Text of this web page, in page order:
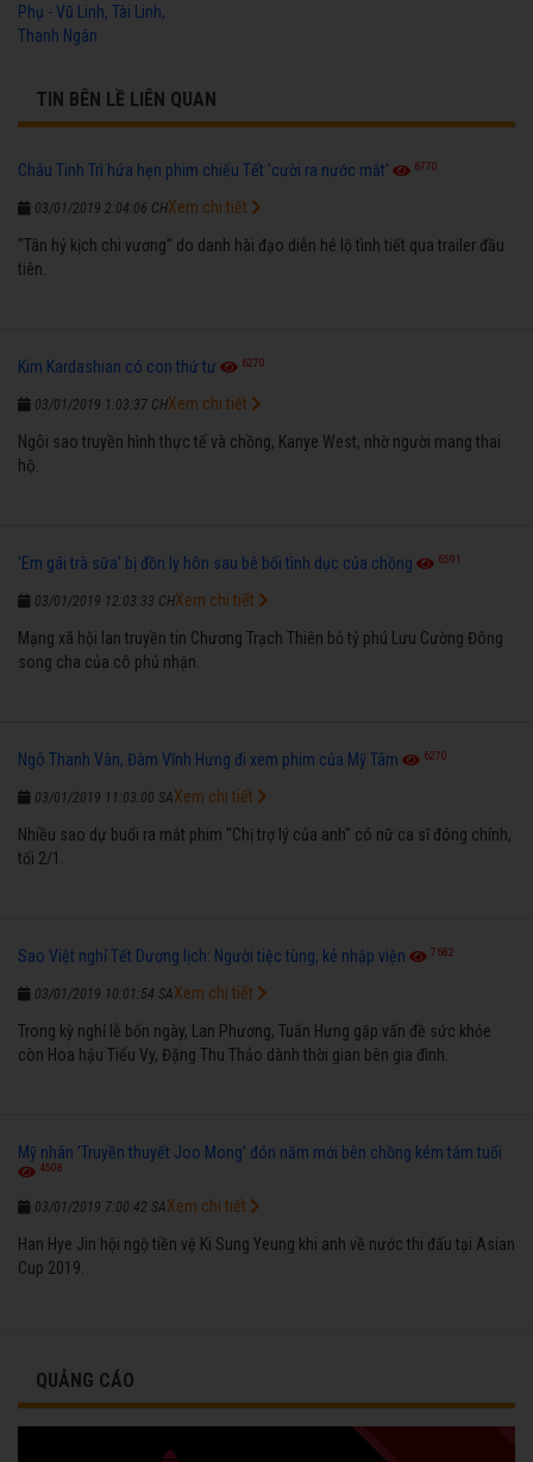
Phụ - Vũ Linh, Tài Linh,
Thanh Ngân
TIN BÊN LỀ LIÊN QUAN
Châu Tinh Trì hứa hẹn phim chiếu Tết 'cười ra nước mắt' 6770
03/01/2019 2:04:06 CH
"Tân hỷ kịch chi vương" do danh hài đạo diễn hé lộ tình tiết qua trailer đầu
tiên.
Xem chi tiết
Kim Kardashian có con thứ tư 6270
03/01/2019 1:03:37 CH
Ngôi sao truyền hình thực tế và chồng, Kanye West, nhờ người mang thai
hộ.
Xem chi tiết
'Em gái trà sữa' bị đồn ly hôn sau bê bối tình dục của chồng 6591
03/01/2019 12:03:33 CH
Mạng xã hội lan truyền tin Chương Trạch Thiên bỏ tỷ phú Lưu Cường Đông
song cha của cô phủ nhận.
Xem chi tiết
Ngô Thanh Vân, Đàm Vĩnh Hưng đi xem phim của Mỹ Tâm 6270
03/01/2019 11:03:00 SA
Nhiều sao dự buổi ra mắt phim "Chị trợ lý của anh" có nữ ca sĩ đóng chính,
tối 2/1.
Xem chi tiết
Sao Việt nghỉ Tết Dương lịch: Người tiệc tùng, kẻ nhập viện 7682
03/01/2019 10:01:54 SA
Trong kỳ nghỉ lễ bốn ngày, Lan Phương, Tuấn Hưng gặp vấn đề sức khỏe
còn Hoa hậu Tiểu Vy, Đặng Thu Thảo dành thời gian bên gia đình.
Xem chi tiết
Mỹ nhân 'Truyền thuyết Joo Mong' đón năm mới bên chồng kém tám tuổi
4508
03/01/2019 7:00:42 SA
Han Hye Jin hội ngộ tiền vệ Ki Sung Yeung khi anh về nước thi đấu tại Asian
Cup 2019.
Xem chi tiết
QUẢNG CÁO